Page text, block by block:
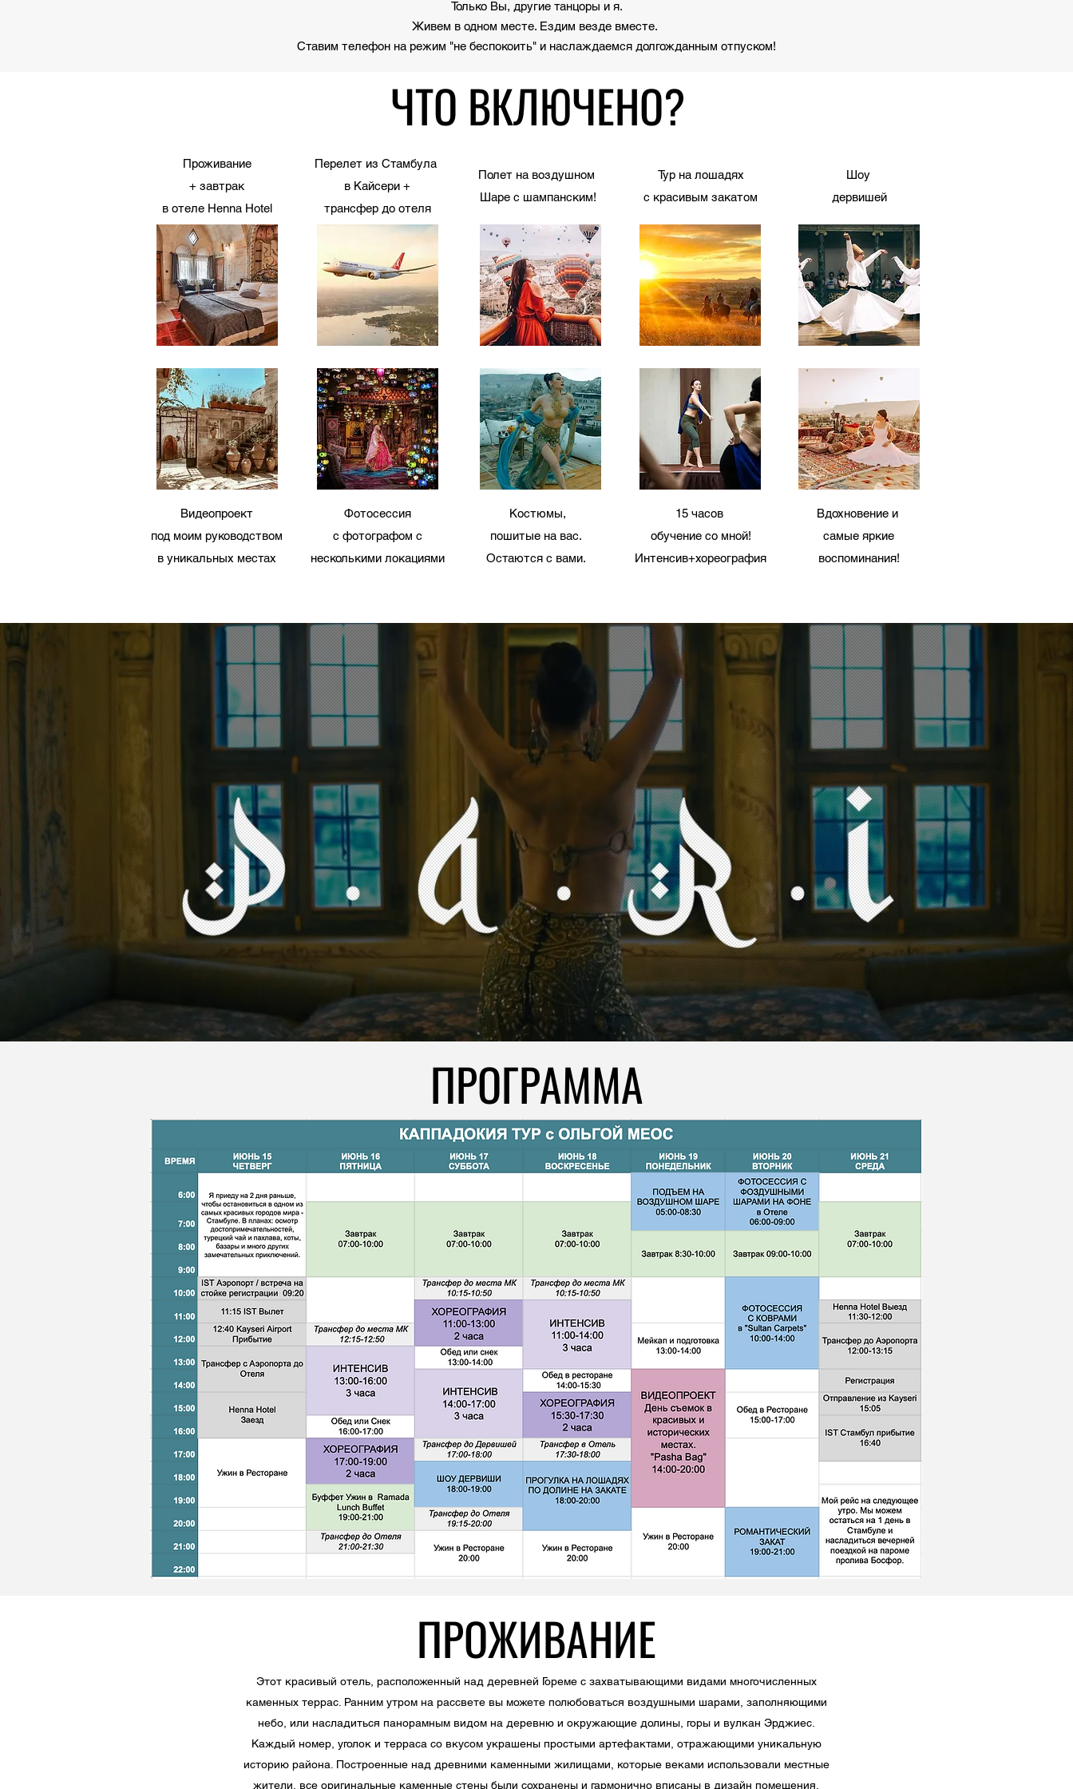
Только Вы, другие танцоры и я.
Живем в одном месте. Ездим везде вместе.
Ставим телефон на режим "не беспокоить" и наслаждаемся долгожданным отпуском!
ЧТО ВКЛЮЧЕНО?
Проживание
+ завтрак
в отеле Henna Hotel
Видеопроект
под моим руководством
в уникальных местах
Перелет из Стамбула
в Кайсери +
трансфер до отеля
Фотосессия
с фотографом с
несколькими локациями
Полет на воздушном
Шаре с шампанским!
Костюмы,
пошитые на вас.
Остаются с вами.
Тур на лошадях
с красивым закатом
15 часов
обучение со мной!
Интенсив+хореография
Шоу
дервишей
Вдохновение и
самые яркие
воспоминания!
ПРОГРАММА
ПРОЖИВАНИЕ
Этот красивый отель, расположенный над деревней Гореме с захватывающими видами многочисленных
каменных террас. Ранним утром на рассвете вы можете полюбоваться воздушными шарами, заполняющими
небо, или насладиться панорамным видом на деревню и окружающие долины, горы и вулкан Эрджиес.
Каждый номер, уголок и терраса со вкусом украшены простыми артефактами, отражающими уникальную
историю района. Построенные над древними каменными жилищами, которые веками использовали местные
жители, все оригинальные каменные стены были сохранены и гармонично вписаны в дизайн помещения.